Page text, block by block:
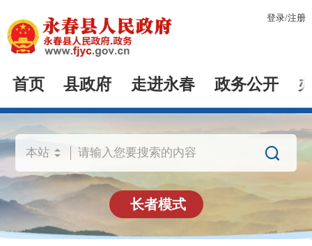
登录/注册
首页 县政府 走进永春 政务公开

长者模式